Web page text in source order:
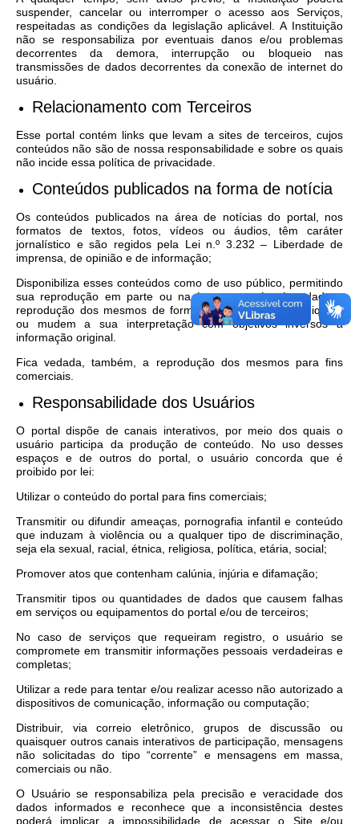
suspender, cancelar ou interromper o acesso aos Serviços,
respeitadas as condições da legislação aplicável. A Instituição
não se responsabiliza por eventuais danos e/ou problemas
decorrentes da demora, interrupção ou bloqueio nas
transmissões de dados decorrentes da conexão de internet do
usuário.
Relacionamento com Terceiros
Esse portal contém links que levam a sites de terceiros, cujos
conteúdos não são de nossa responsabilidade e sobre os quais
não incide essa política de privacidade.
Conteúdos publicados na forma de notícia
Os conteúdos publicados na área de notícias do portal, nos
formatos de textos, fotos, vídeos ou áudios, têm caráter
jornalístico e são regidos pela Lei n.º 3.232 – Liberdade de
imprensa, de opinião e de informação;
Disponibiliza esses conteúdos como de uso público, permitindo
sua reprodução em parte ou na íntegra, porém é vedada a
reprodução dos mesmos de forma alterada, que prejudiquem
ou mudem a sua interpretação com objetivos inversos à
informação original.
Fica vedada, também, a reprodução dos mesmos para fins
comerciais.
Responsabilidade dos Usuários
O portal dispõe de canais interativos, por meio dos quais o
usuário participa da produção de conteúdo. No uso desses
espaços e de outros do portal, o usuário concorda que é
proibido por lei:
Utilizar o conteúdo do portal para fins comerciais;
Transmitir ou difundir ameaças, pornografia infantil e conteúdo
que induzam à violência ou a qualquer tipo de discriminação,
seja ela sexual, racial, étnica, religiosa, política, etária, social;
Promover atos que contenham calúnia, injúria e difamação;
Transmitir tipos ou quantidades de dados que causem falhas
em serviços ou equipamentos do portal e/ou de terceiros;
No caso de serviços que requeiram registro, o usuário se
compromete em transmitir informações pessoais verdadeiras e
completas;
Utilizar a rede para tentar e/ou realizar acesso não autorizado a
dispositivos de comunicação, informação ou computação;
Distribuir, via correio eletrônico, grupos de discussão ou
quaisquer outros canais interativos de participação, mensagens
não solicitadas do tipo “corrente” e mensagens em massa,
comerciais ou não.
O Usuário se responsabiliza pela precisão e veracidade dos
dados informados e reconhece que a inconsistência destes
poderá implicar a impossibilidade de acessar o Site e/ou